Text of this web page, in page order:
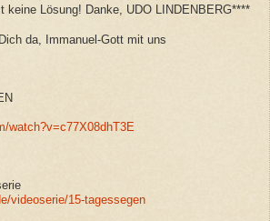
keine Lösung! Danke, UDO LINDENBERG****
da, Immanuel-Gott mit uns
watch?v=c77X08dhT3E
videoserie/15-tagessegen